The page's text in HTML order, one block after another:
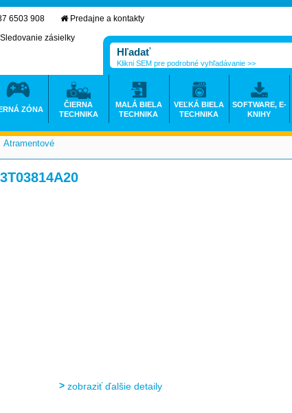
Atramentové
zobraziť ďalšie detaily
6503 908
Predajne a kontakty
Sledovanie zásielky
Klikni SEM pre podrobné vyhľadávanie >>
ZÓNA
ČIERNA
TECHNIKA
MALÁ BIELA
TECHNIKA
VEĽKÁ BIELA
TECHNIKA
SOFTWARE, E-
KNIHY